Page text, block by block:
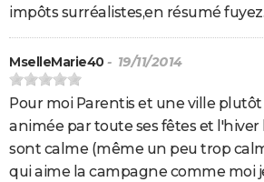
impôts surréalistes,en résumé fuyez.
MselleMarie40 - 19/11/2014
Pour moi Parentis et une ville
animée par toute ses fêtes et l'hiver
sont calme (même un peu trop
qui aime la campagne comme moi